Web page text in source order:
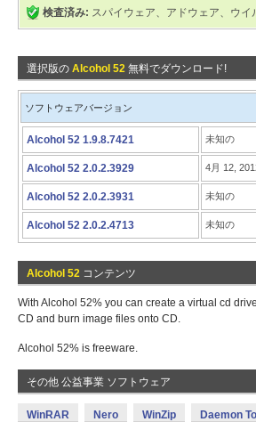
検査済み: スパイウェア、アドウェア、ウイ
選択版の Alcohol 52 無料でダウンロード!
ソフトウェアバージョン
Alcohol 52 1.9.8.7421 未知の
Alcohol 52 2.0.2.3929 4月 12,
Alcohol 52 2.0.2.3931 未知の
Alcohol 52 2.0.2.4713 未知の
Alcohol 52 コンテンツ
With Alcohol 52% you can create a virtual cd
CD and burn image files onto CD.
Alcohol 52% is freeware.
その他 公益事業 ソフトウェア
WinRAR Nero WinZip Daemon